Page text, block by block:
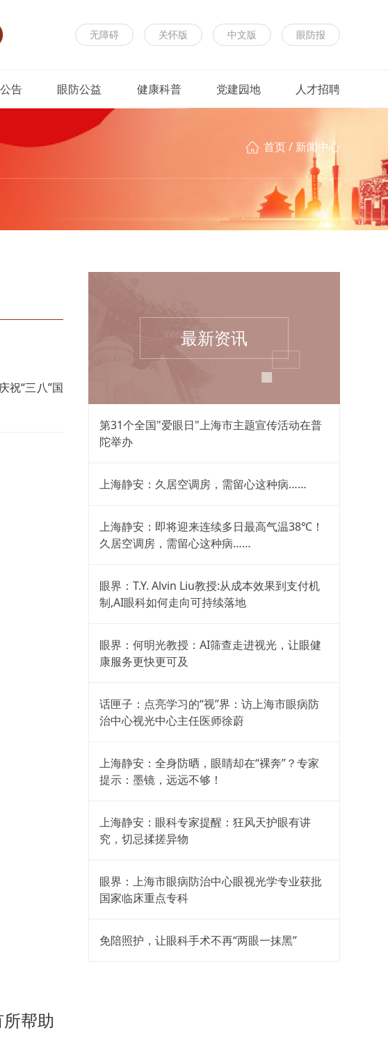
无障碍 关怀版 中文版 眼防报
告 眼防公益 健康科普 党建园地 人才招聘
首页/ 新闻中心
“三八”国
最新资讯
第31个全国"爱眼日"上海市主题宣传活动在普
陀举办
上海静安：久居空调房，需留心这种病……
上海静安：即将迎来连续多日最高气温38℃！
久居空调房，需留心这种病……
眼界：T.Y. Alvin Liu教授:从成本效果到支付机
制,AI眼科如何走向可持续落地
眼界：何明光教授：AI筛查走进视光，让眼健
康服务更快更可及
话匣子：点亮学习的“视”界：访上海市眼病防
治中心视光中心主任医师徐蔚
上海静安：全身防晒，眼睛却在“裸奔”？专家
提示：墨镜，远远不够！
上海静安：眼科专家提醒：狂风天护眼有讲
究，切忌揉搓异物
眼界：上海市眼病防治中心眼视光学专业获批
国家临床重点专科
免陪照护，让眼科手术不再“两眼一抹黑”
帮助